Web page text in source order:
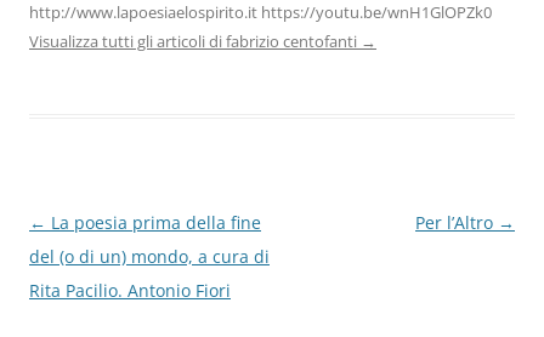
http://www.lapoesiaelospirito.it https://youtu.be/wnH1GlOPZk0
Visualizza tutti gli articoli di fabrizio centofanti →
Navigazione
articolo
← La poesia prima della fine
del (o di un) mondo, a cura di
Rita Pacilio. Antonio Fiori
Per l’Altro →